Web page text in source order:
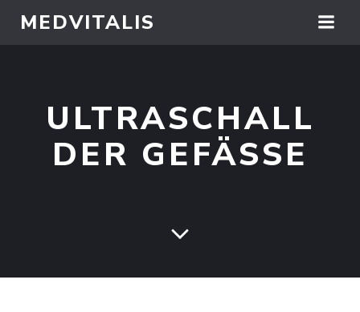
MEDVITALIS
ULTRASCHALL
DER GEFÄSSE